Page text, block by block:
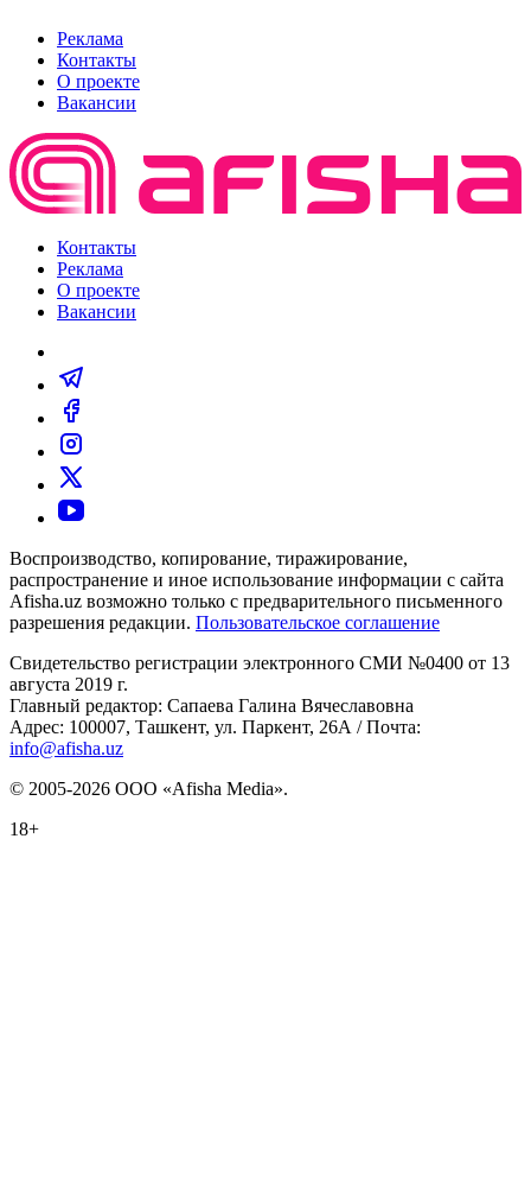
Реклама
Контакты
О проекте
Вакансии
Контакты
Реклама
О проекте
Вакансии
Воспроизводство, копирование, тиражирование,
распространение и иное использование информации с сайта
Afisha.uz возможно только с предварительного письменного
разрешения редакции. Пользовательское соглашение
Свидетельство регистрации электронного СМИ №0400 от 13
августа 2019 г.
Главный редактор: Сапаева Галина Вячеславовна
Адрес: 100007, Ташкент, ул. Паркент, 26А / Почта:
info@afisha.uz
© 2005-2026 ООО «Afisha Media».
18+